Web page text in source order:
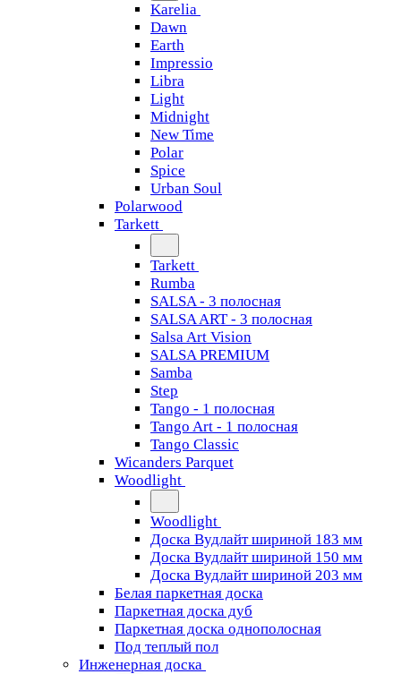
Karelia
Dawn
Earth
Impressio
Libra
Light
Midnight
New Time
Polar
Spice
Urban Soul
Polarwood
Tarkett
Tarkett
Rumba
SALSA - 3 полосная
SALSA ART - 3 полосная
Salsa Art Vision
SALSA PREMIUM
Samba
Step
Tango - 1 полосная
Tango Art - 1 полосная
Tango Classiс
Wicanders Parquet
Woodlight
Woodlight
Доска Вудлайт шириной 183 мм
Доска Вудлайт шириной 150 мм
Доска Вудлайт шириной 203 мм
Белая паркетная доска
Паркетная доска дуб
Паркетная доска однополосная
Под теплый пол
Инженерная доска